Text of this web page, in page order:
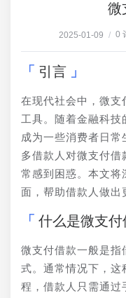
微
2025-01-09 / 0
引言
在现代社会中，微支
工具。随着金融科技
成为一些消费者日
多借款人对微支付借
常感到困惑。本文将
面，帮助借款人做出
什么是微支付
微支付借款一般是指
式。通常情况下，这
程，借款人只需通过